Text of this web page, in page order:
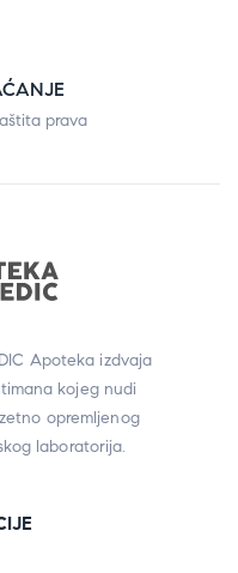
prava
Apoteka izdvaja
kojeg nudi
opremljenog
laboratorija.